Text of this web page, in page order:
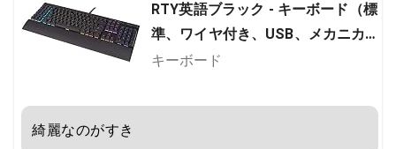
RTY英語ブラック - キーボード（標
準、ワイヤ付き、USB、メカニカ
ルキーボード、QWERTY、ブラッ
キーボード
綺麗なのがすき